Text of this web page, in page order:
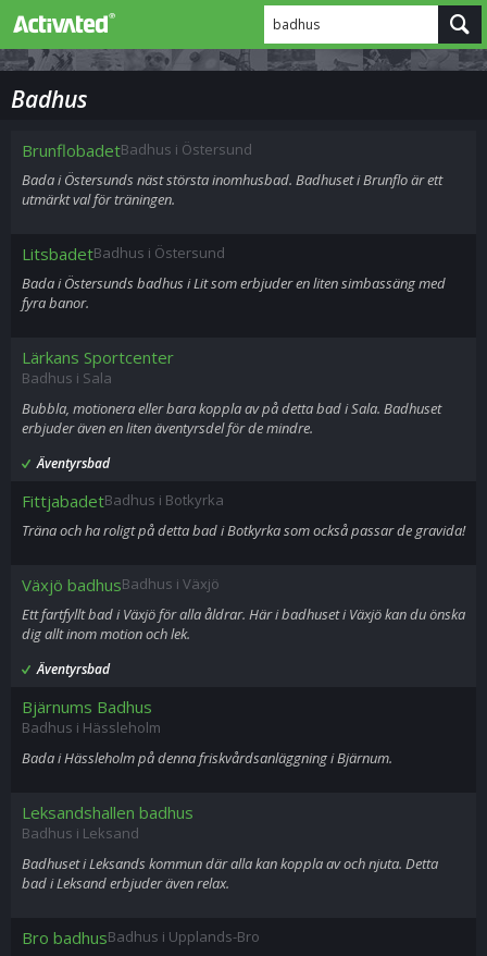
badhus
Badhus
BrunflobadetBadhus i Östersund
Bada i Östersunds näst största inomhusbad. Badhuset i Brunflo är ett
utmärkt val för träningen.
LitsbadetBadhus i Östersund
Bada i Östersunds badhus i Lit som erbjuder en liten simbassäng med
fyra banor.
Lärkans Sportcenter
Badhus i Sala
Bubbla, motionera eller bara koppla av på detta bad i Sala. Badhuset
erbjuder även en liten äventyrsdel för de mindre.
Äventyrsbad
FittjabadetBadhus i Botkyrka
Träna och ha roligt på detta bad i Botkyrka som också passar de gravida!
Växjö badhusBadhus i Växjö
Ett fartfyllt bad i Växjö för alla åldrar. Här i badhuset i Växjö kan du önska
dig allt inom motion och lek.
Äventyrsbad
Bjärnums Badhus
Badhus i Hässleholm
Bada i Hässleholm på denna friskvårdsanläggning i Bjärnum.
Leksandshallen badhus
Badhus i Leksand
Badhuset i Leksands kommun där alla kan koppla av och njuta. Detta
bad i Leksand erbjuder även relax.
Bro badhusBadhus i Upplands-Bro